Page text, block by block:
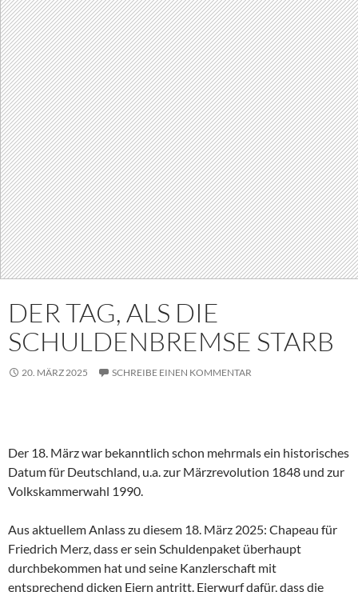
DER TAG, ALS DIE
SCHULDENBREMSE STARB
20. MÄRZ 2025 SCHREIBE EINEN KOMMENTAR
Der 18. März war bekanntlich schon mehrmals ein historisches
Datum für Deutschland, u.a. zur Märzrevolution 1848 und zur
Volkskammerwahl 1990.
Aus aktuellem Anlass zu diesem 18. März 2025: Chapeau für
Friedrich Merz, dass er sein Schuldenpaket überhaupt
durchbekommen hat und seine Kanzlerschaft mit
entsprechend dicken Eiern antritt. Eierwurf dafür, dass die